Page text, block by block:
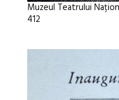
Muzeul Teatrului
412